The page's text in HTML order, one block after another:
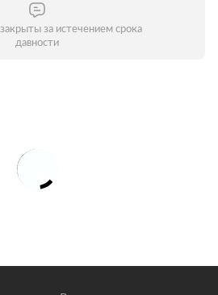
за истечением срока
давности